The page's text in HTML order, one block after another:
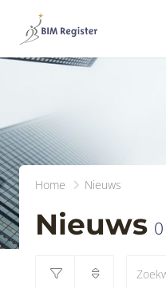
Home Nieuws
Nieuws 0